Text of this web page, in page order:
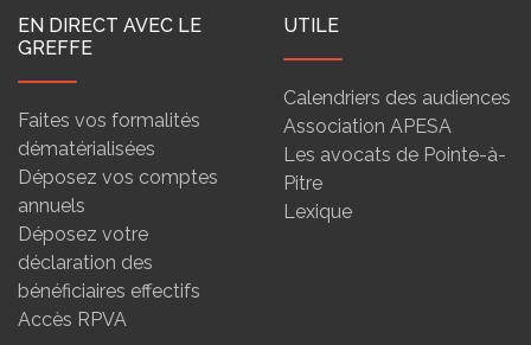
EN DIRECT AVEC LE
GREFFE
Faites vos formalités
dématérialisées
Déposez vos comptes
annuels
Déposez votre
déclaration des
bénéficiaires effectifs
Accès RPVA
UTILE
Calendriers des audiences
Association APESA
Les avocats de Pointe-à-
Pitre
Lexique